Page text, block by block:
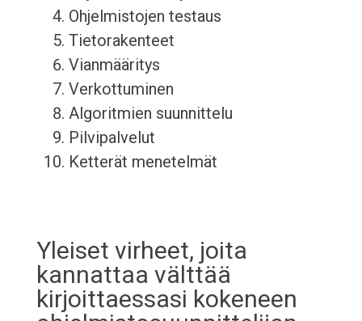
Ohjelmistojen testaus
Tietorakenteet
Vianmääritys
Verkottuminen
Algoritmien suunnittelu
Pilvipalvelut
Ketterät menetelmät
Yleiset virheet, joita
kannattaa välttää
kirjoittaessasi kokeneen